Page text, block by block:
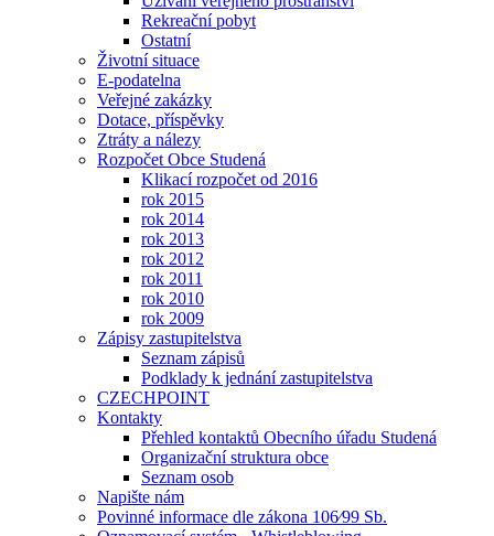
Rekreační pobyt
Ostatní
Životní situace
E-podatelna
Veřejné zakázky
Dotace, příspěvky
Ztráty a nálezy
Rozpočet Obce Studená
Klikací rozpočet od 2016
rok 2015
rok 2014
rok 2013
rok 2012
rok 2011
rok 2010
rok 2009
Zápisy zastupitelstva
Seznam zápisů
Podklady k jednání zastupitelstva
CZECHPOINT
Kontakty
Přehled kontaktů Obecního úřadu Studená
Organizační struktura obce
Seznam osob
Napište nám
Povinné informace dle zákona 106⁄99 Sb.